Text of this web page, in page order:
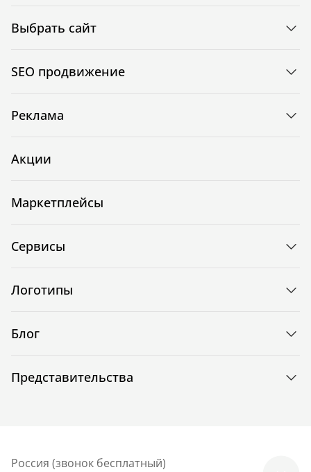
Выбрать сайт
SEO продвижение
Реклама
Акции
Маркетплейсы
Сервисы
Логотипы
Блог
Представительства
Россия (звонок бесплатный)